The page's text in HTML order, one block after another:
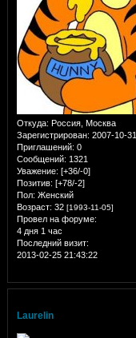
Откуда: Россия, Москва
Зарегистрирован: 2007-10-31
Приглашений: 0
Сообщений: 1321
Уважение: [+36/-0]
Позитив: [+78/-2]
Пол: Женский
Возраст: 32 [1993-11-05]
Провел на форуме:
4 дня 1 час
Последний визит:
2013-02-25 21:43:22
Laurelin